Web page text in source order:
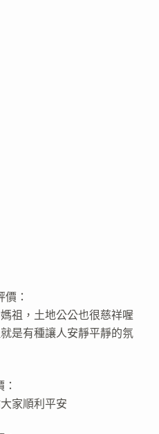
：
祖，土地公公也很慈祥喔
是有種讓人安靜平靜的氛
家順利平安